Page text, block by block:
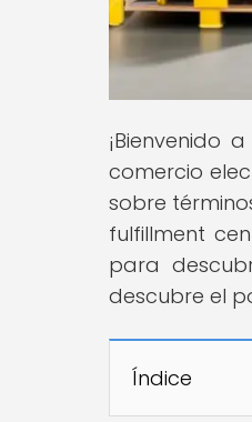
¡Bienvenido a
comercio
sobre
fulfillment
para
descubre el
Índice